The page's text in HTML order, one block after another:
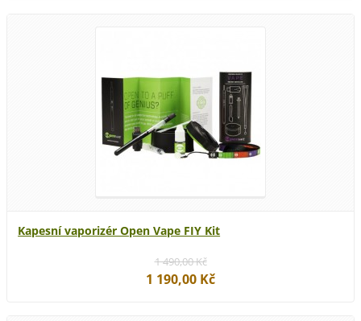
Kapesní vaporizér Open Vape FIY Kit
1 490,00 Kč
1 190,00 Kč